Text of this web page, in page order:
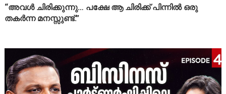
“അവൾ ചിരിക്കുന്നു… പക്ഷേ ആ ചിരിക്ക് പിന്നിൽ ഒരു
തകർന്ന മനസ്സുണ്ട്.”